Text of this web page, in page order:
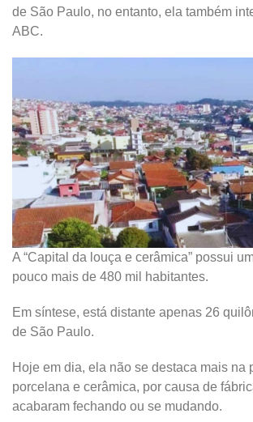
de São Paulo, no entanto, ela também
ABC.
A “Capital da louça e cerâmica” possui
pouco mais de 480 mil habitantes.
Em síntese, está distante apenas 26
de São Paulo.
Hoje em dia, ela não se destaca mais na
porcelana e cerâmica, por causa de
acabaram fechando ou se mudando.